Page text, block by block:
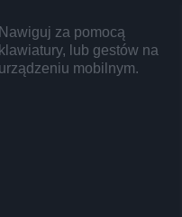
Nawiguj za pomocą
klawiatury, lub gestów na
urządzeniu mobilnym.